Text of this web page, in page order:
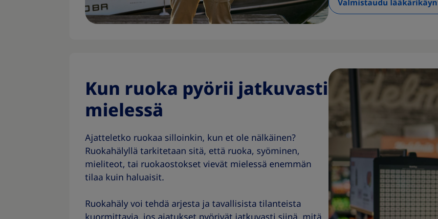
Valmistaudu
Kun ruoka pyörii jatkuvasti
mielessä
Ajatteletko ruokaa silloinkin, kun et ole nälkäinen?
Ruokahälyllä tarkitetaan sitä, että ruoka, syöminen,
mieliteot, tai ruokaostokset vievät mielessä enemmän
tilaa kuin haluaisit.
Ruokahäly voi tehdä arjesta ja tavallisista tilanteista